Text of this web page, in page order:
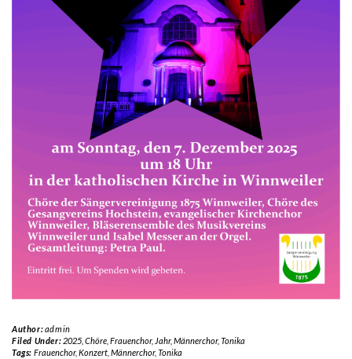
Author:admin
Filed Under: 2025, Chöre, Frauenchor, Jahr, Männerchor, Tonika
Tags: Frauenchor, Konzert, Männerchor, Tonika